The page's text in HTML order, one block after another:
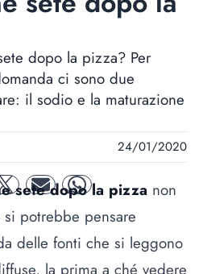
dopo la pizza? Per
ci sono due
il sodio e la maturazione
24/01/2020
twitter mail whatsapp
sete dopo la pizza non
potrebbe pensare
delle fonti che si leggono
la prima a ché vedere